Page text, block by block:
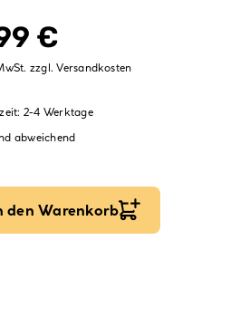
€
zzgl.Versandkosten
2-4 Werktage
abweichend
den Warenkorb